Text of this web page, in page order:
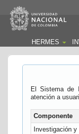
HERMES
El Sistema de
atención a
Componente
Investigación y